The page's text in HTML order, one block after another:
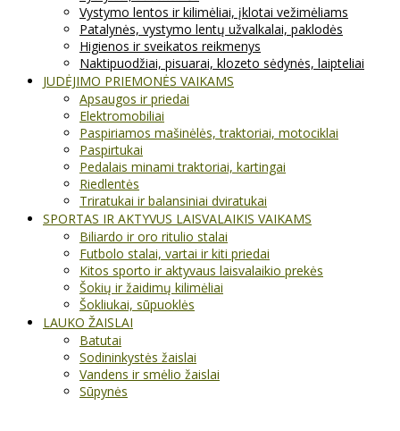
Vystymo lentos ir kilimėliai, įklotai vežimėliams
Patalynės, vystymo lentų užvalkalai, paklodės
Higienos ir sveikatos reikmenys
Naktipuodžiai, pisuarai, klozeto sėdynės, laipteliai
JUDĖJIMO PRIEMONĖS VAIKAMS
Apsaugos ir priedai
Elektromobiliai
Paspiriamos mašinėlės, traktoriai, motociklai
Paspirtukai
Pedalais minami traktoriai, kartingai
Riedlentės
Triratukai ir balansiniai dviratukai
SPORTAS IR AKTYVUS LAISVALAIKIS VAIKAMS
Biliardo ir oro ritulio stalai
Futbolo stalai, vartai ir kiti priedai
Kitos sporto ir aktyvaus laisvalaikio prekės
Šokių ir žaidimų kilimėliai
Šokliukai, sūpuoklės
LAUKO ŽAISLAI
Batutai
Sodininkystės žaislai
Vandens ir smėlio žaislai
Sūpynės